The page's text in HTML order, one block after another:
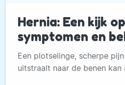
Hernia: Een kijk
symptomen en
Een plotselinge, scherpe
uitstraalt naar de benen kan